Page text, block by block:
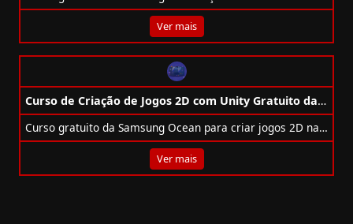
Ver mais
Curso de Criação de Jogos 2D com Unity Gratuito da Samsung Ocean
Curso gratuito da Samsung Ocean para criar jogos 2D na Unity, com aulas práticas e certificado.
Ver mais